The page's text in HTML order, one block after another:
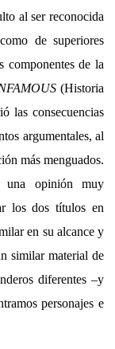
al ser reconocida
de superiores
componentes de la
(Historia
las consecuencias
argumentales, al
más menguados.
una opinión muy
los dos títulos en
en su alcance y
similar material de
diferentes –y
personajes e